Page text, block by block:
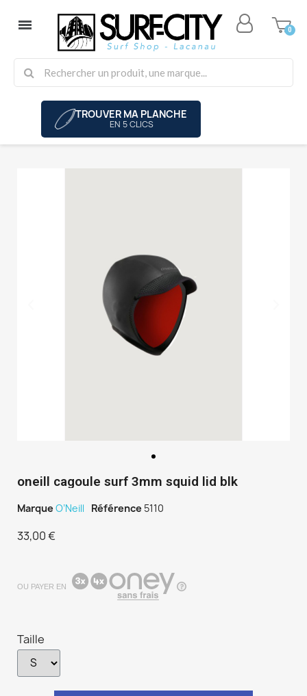
TROUVER MA PLANCHE
EN 5 CLICS
oneill cagoule surf 3mm squid lid blk
Marque O’Neill Référence 5110
33,00 €
OU PAYER EN
Taille